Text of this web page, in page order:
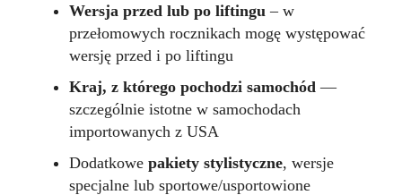
Wersja przed lub po liftingu – w
przełomowych rocznikach mogę występować
wersję przed i po liftingu
Kraj, z którego pochodzi samochód —
szczególnie istotne w samochodach
importowanych z USA
Dodatkowe pakiety stylistyczne, wersje
specjalne lub sportowe/usportowione